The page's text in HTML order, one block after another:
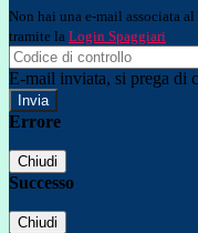
Non hai una e-mail associata
tramite la Login Spaggiari
E-mail inviata, si prega di
Errore
Chiudi
Successo
Chiudi